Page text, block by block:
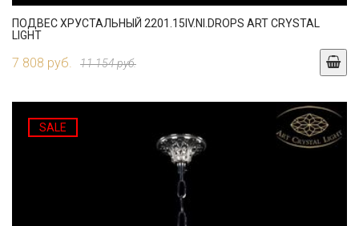
ПОДВЕС ХРУСТАЛЬНЫЙ 2201.15IV.NI.DROPS ART CRYSTAL
LIGHT
7 808 руб. 11 154 руб.
SALE